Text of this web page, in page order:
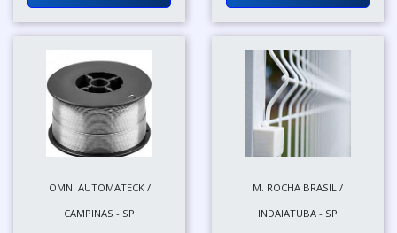
OMNI AUTOMATECK /
CAMPINAS - SP
M. ROCHA BRASIL /
INDAIATUBA - SP